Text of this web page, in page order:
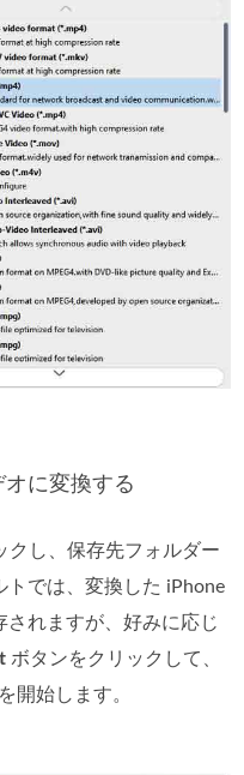
オに変換する
クし、保存先フォルダー
トでは、変換した iPhone
れますが、好みに応じ
ボタンをクリックして、
開始します。